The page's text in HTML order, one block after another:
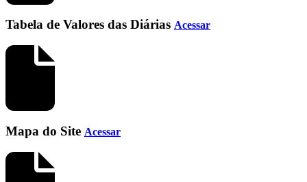
Tabela de Valores das Diárias Acessar
Mapa do Site Acessar